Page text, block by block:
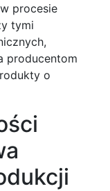
procesie
tymi
producentom
o